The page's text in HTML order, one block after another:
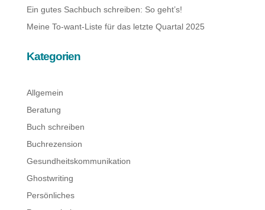
Ein gutes Sachbuch schreiben: So geht’s!
Meine To-want-Liste für das letzte Quartal 2025
Kategorien
Allgemein
Beratung
Buch schreiben
Buchrezension
Gesundheitskommunikation
Ghostwriting
Persönliches